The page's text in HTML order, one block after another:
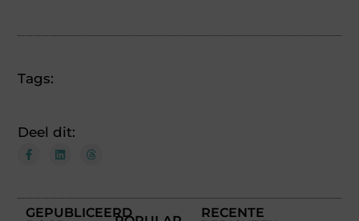
Tags:
Deel dit:
GEPUBLICEERD
RECENTE